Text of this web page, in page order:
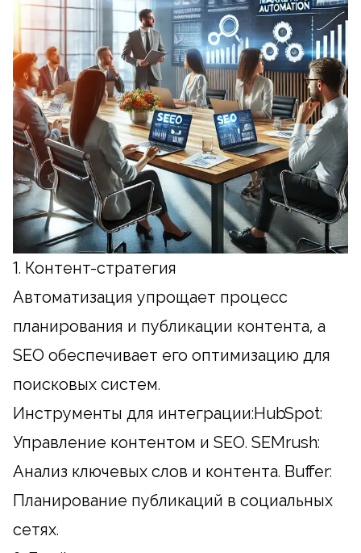
1. Контент-стратегия
Автоматизация упрощает процесс
планирования и публикации контента, а
SEO обеспечивает его оптимизацию для
поисковых систем.
Инструменты для интеграции:HubSpot:
Управление контентом и SEO. SEMrush:
Анализ ключевых слов и контента. Buffer:
Планирование публикаций в социальных
сетях.